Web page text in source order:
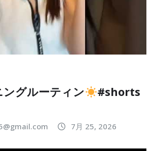
グルーティン
#shorts
7月 25, 2026